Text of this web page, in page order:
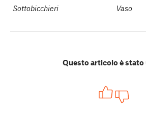
Sottobicchieri Vaso
Questo articolo è stato